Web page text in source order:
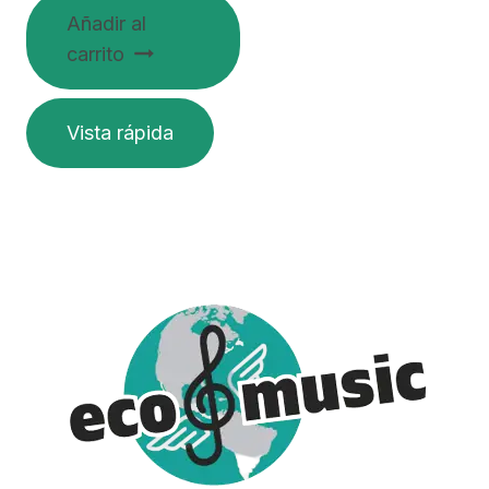
Añadir al
carrito
Vista rápida